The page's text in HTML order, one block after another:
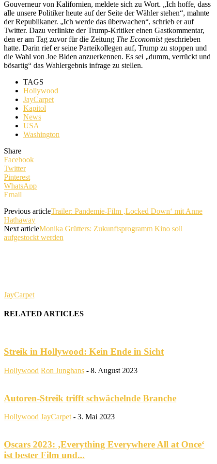
Gouverneur von Kalifornien, meldete sich zu Wort. „Ich hoffe, dass
alle unsere Politiker heute auf der Seite der Wähler stehen“, mahnte
der Republikaner. „Ich werde das überwachen“, schrieb er auf
Twitter. Dazu verlinkte der Trump-Kritiker einen Gastkommentar,
den er am Tag zuvor für die Zeitung The Economistgeschrieben
hatte. Darin rief er seine Parteikollegen auf, Trump zu stoppen und
die Wahl von Joe Biden anzuerkennen. Es sei „dumm, verrückt und
bösartig“ das Wahlergebnis infrage zu stellen.
TAGS
Hollywood
JayCarpet
Kapitol
News
USA
Washington
Share
Facebook
Twitter
Pinterest
WhatsApp
Email
Previous articleTrailer: Pandemie-Film ‚Locked Down‘ mit Anne
Hathaway
Next articleMonika Grütters: Zukunftsprogramm Kino soll
aufgestockt werden
JayCarpet
RELATED ARTICLES
Streik in Hollywood: Kein Ende in Sicht
Hollywood Ron Junghans - 8. August 2023
Autoren-Streik trifft schwächelnde Branche
Hollywood JayCarpet - 3. Mai 2023
Oscars 2023: ‚Everything Everywhere All at Once‘
ist bester Film und...